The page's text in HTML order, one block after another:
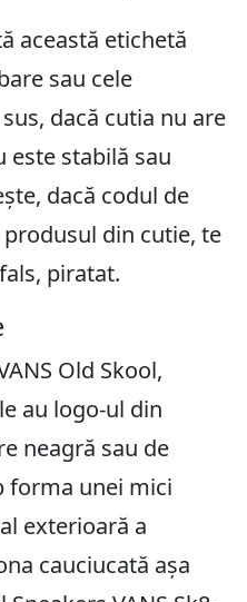
această etichetă
sau cele
dacă cutia nu are
este stabilă sau
dacă codul de
din cutie, te
piratat.
Old Skool,
au logo-ul din
neagră sau de
forma unei mici
exterioară a
cauciucată așa